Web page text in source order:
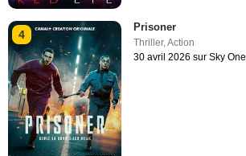
4
Prisoner
Thriller,Action
30 avril 2026 sur Sky One